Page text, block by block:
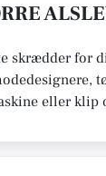
skrædder for
eller